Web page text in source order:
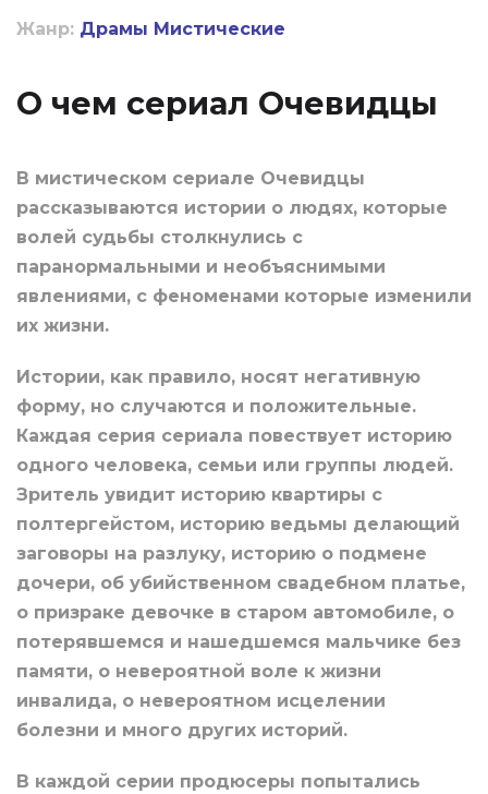
Жанр: Драмы Мистические
О чем сериал Очевидцы
В мистическом сериале Очевидцы
рассказываются истории о людях, которые
волей судьбы столкнулись с
паранормальными и необъяснимыми
явлениями, с феноменами которые изменили
их жизни.
Истории, как правило, носят негативную
форму, но случаются и положительные.
Каждая серия сериала повествует историю
одного человека, семьи или группы людей.
Зритель увидит историю квартиры с
полтергейстом, историю ведьмы делающий
заговоры на разлуку, историю о подмене
дочери, об убийственном свадебном платье,
о призраке девочке в старом автомобиле, о
потерявшемся и нашедшемся мальчике без
памяти, о невероятной воле к жизни
инвалида, о невероятном исцелении
болезни и много других историй.
В каждой серии продюсеры попытались